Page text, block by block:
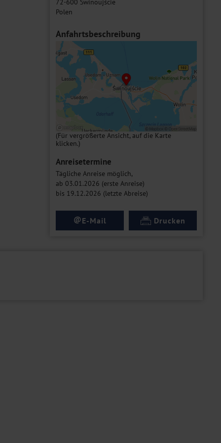
72-600 Świnoujście
Polen
Anfahrtsbeschreibung
(Für vergrößerte Ansicht, auf die Karte
klicken.)
Anreisetermine
Tägliche Anreise möglich,
ab 03.01.2026 (erste Anreise)
bis 19.12.2026 (letzte Abreise)
@E-Mail Drucken